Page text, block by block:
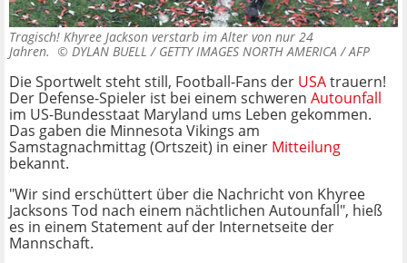
Tragisch! Khyree Jackson verstarb im Alter von nur 24
Jahren. © DYLAN BUELL / GETTY IMAGES NORTH AMERICA / AFP
Die Sportwelt steht still, Football-Fans der USAtrauern!
Der Defense-Spieler ist bei einem schweren Autounfall
im US-Bundesstaat Maryland ums Leben gekommen.
Das gaben die Minnesota Vikings am
Samstagnachmittag (Ortszeit) in einer Mitteilung
bekannt.
"Wir sind erschüttert über die Nachricht von Khyree
Jacksons Tod nach einem nächtlichen Autounfall", hieß
es in einem Statement auf der Internetseite der
Mannschaft.